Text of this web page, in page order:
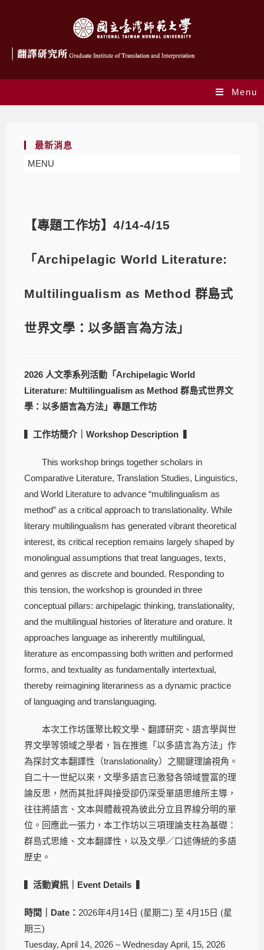
Menu
最新消息
MENU
【專題工作坊】4/14-4/15
「Archipelagic World Literature:
Multilingualism as Method 群島式
世界文學：以多語言為方法」
2026 人文季系列活動「Archipelagic World
Literature: Multilingualism as Method 群島式世界文
學：以多語言為方法」專題工作坊
工作坊簡介｜Workshop Description
This workshop brings together scholars in
Comparative Literature, Translation Studies, Linguistics,
and World Literature to advance “multilingualism as
method” as a critical approach to translationality. While
literary multilingualism has generated vibrant theoretical
interest, its critical reception remains largely shaped by
monolingual assumptions that treat languages, texts,
and genres as discrete and bounded. Responding to
this tension, the workshop is grounded in three
conceptual pillars: archipelagic thinking, translationality,
and the multilingual histories of literature and orature. It
approaches language as inherently multilingual,
literature as encompassing both written and performed
forms, and textuality as fundamentally intertextual,
thereby reimagining literariness as a dynamic practice
of languaging and translanguaging.
本次工作坊匯聚比較文學、翻譯研究、語言學與世
界文學等領域之學者，旨在推進「以多語言為方法」作
為探討文本翻譯性（translationality）之關鍵理論視角。
自二十一世紀以來，文學多語言已激發各領域豐富的理
論反思，然而其批評與接受卻仍深受單語思維所主導，
往往將語言、文本與體裁視為彼此分立且界線分明的單
位。回應此一張力，本工作坊以三項理論支柱為基礎：
群島式思維、文本翻譯性，以及文學／口述傳統的多語
歷史。
▍活動資訊｜Event Details
時間 Date ： 2026年4月14日 (星期二) 至 4月15日 (星
期三)
Tuesday, April 14, 2026 – Wednesday April, 15, 2026